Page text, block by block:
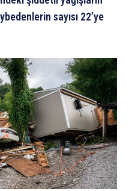
sayısı 22’ye